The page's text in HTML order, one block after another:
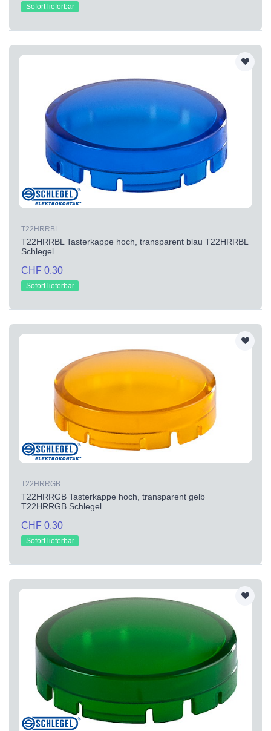
Sofort lieferbar
T22HRRBL
T22HRRBL Tasterkappe hoch, transparent blau T22HRRBL
Schlegel
CHF 0.30
Sofort lieferbar
T22HRRGB
T22HRRGB Tasterkappe hoch, transparent gelb
T22HRRGB Schlegel
CHF 0.30
Sofort lieferbar